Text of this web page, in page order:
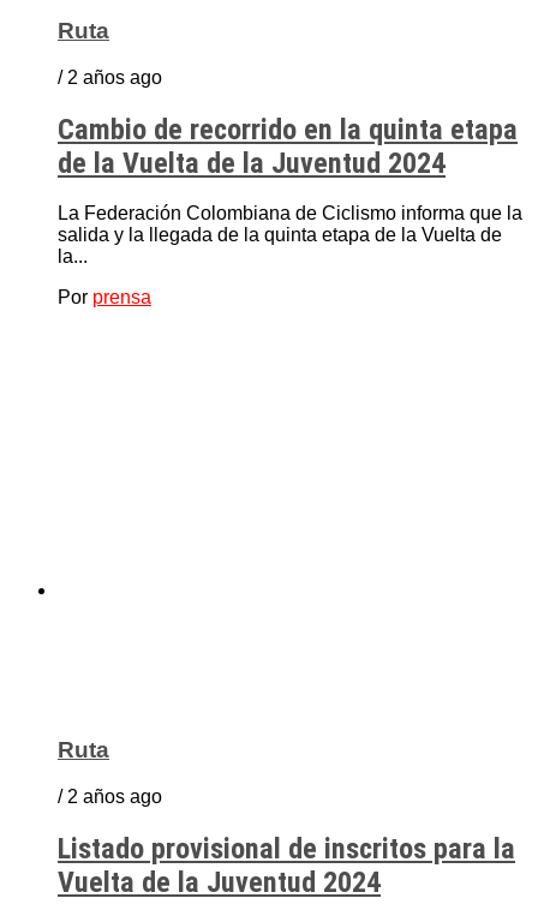
Ruta
/ 2 años ago
Cambio de recorrido en la quinta etapa
de la Vuelta de la Juventud 2024
La Federación Colombiana de Ciclismo informa que la
salida y la llegada de la quinta etapa de la Vuelta de
la...
Por prensa
Ruta
/ 2 años ago
Listado provisional de inscritos para la
Vuelta de la Juventud 2024